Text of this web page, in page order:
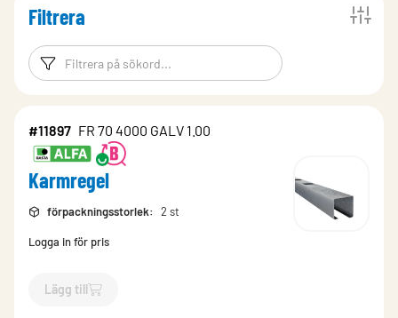
Filtrera
Filtreringsord Filtrera
#11897 FR 70 4000 GALV 1.00
Karmregel
förpackningsstorlek: 2 st
Logga in för pris
Lägg till
`$Lägg till